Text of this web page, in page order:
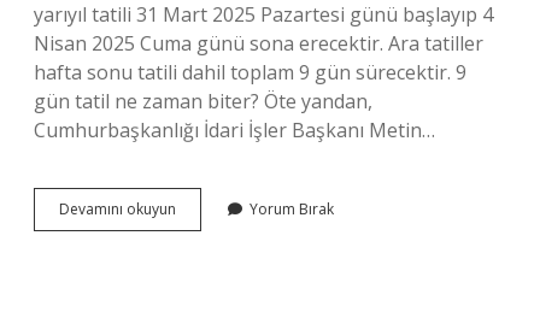
yarıyıl tatili 31 Mart 2025 Pazartesi günü başlayıp 4
Nisan 2025 Cuma günü sona erecektir. Ara tatiller
hafta sonu tatili dahil toplam 9 gün sürecektir. 9
gün tatil ne zaman biter? Öte yandan,
Cumhurbaşkanlığı İdari İşler Başkanı Metin…
Devamını okuyun
Tatili
Yorum Bırak